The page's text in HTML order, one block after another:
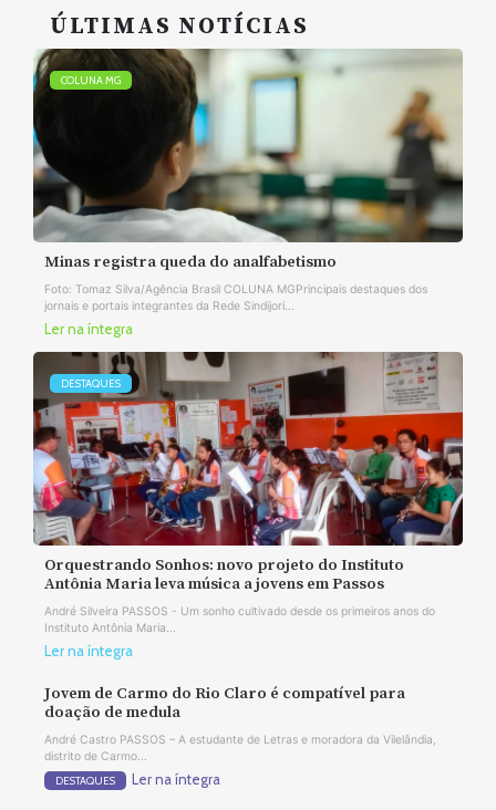
ÚLTIMAS NOTÍCIAS
COLUNA MG
Minas registra queda do analfabetismo
Foto: Tomaz Silva/Agência Brasil COLUNA MGPrincipais destaques dos
jornais e portais integrantes da Rede Sindijori...
Ler na íntegra
DESTAQUES
Orquestrando Sonhos: novo projeto do Instituto
Antônia Maria leva música a jovens em Passos
André Silveira PASSOS - Um sonho cultivado desde os primeiros anos do
Instituto Antônia Maria...
Ler na íntegra
Jovem de Carmo do Rio Claro é compatível para
doação de medula
André Castro PASSOS – A estudante de Letras e moradora da Vilelândia,
distrito de Carmo...
DESTAQUES Ler na íntegra